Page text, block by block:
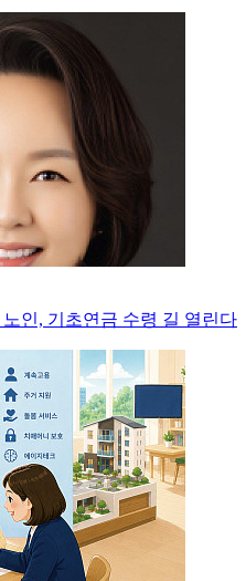
인, 기초연금 수령 길 열린다